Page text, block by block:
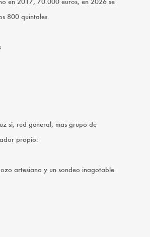
800 quintales
si, red general, mas grupo de
propio:
artesiano y un sondeo inagotable